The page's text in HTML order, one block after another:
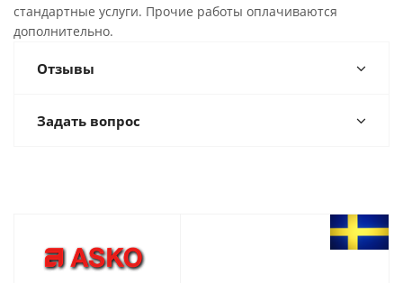
стандартные услуги. Прочие работы оплачиваются
дополнительно.
Отзывы
Задать вопрос